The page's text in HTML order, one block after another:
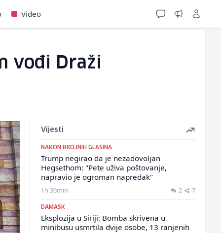
Video
vođi Draži
Vijesti
NAKON BROJNIH GLASINA
Trump negirao da je nezadovoljan
Hegsethom: "Pete uživa poštovanje,
napravio je ogroman napredak"
1h 36min 2 7
DAMASK
Eksplozija u Siriji: Bomba skrivena u
minibusu usmrtila dvije osobe, 13 ranjenih